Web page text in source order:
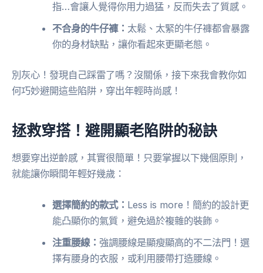
指…會讓人覺得你用力過猛，反而失去了質感。
不合身的牛仔褲： 太鬆、太緊的牛仔褲都會暴露
你的身材缺點，讓你看起來更顯老態。
別灰心！發現自己踩雷了嗎？沒關係，接下來我會教你如
何巧妙避開這些陷阱，穿出年輕時尚感！
拯救穿搭！避開顯老陷阱的秘訣
想要穿出逆齡感，其實很簡單！只要掌握以下幾個原則，
就能讓你瞬間年輕好幾歲：
選擇簡約的款式： Less is more！簡約的設計更
能凸顯你的氣質，避免過於複雜的裝飾。
注重腰線： 強調腰線是顯瘦顯高的不二法門！選
擇有腰身的衣服，或利用腰帶打造腰線。